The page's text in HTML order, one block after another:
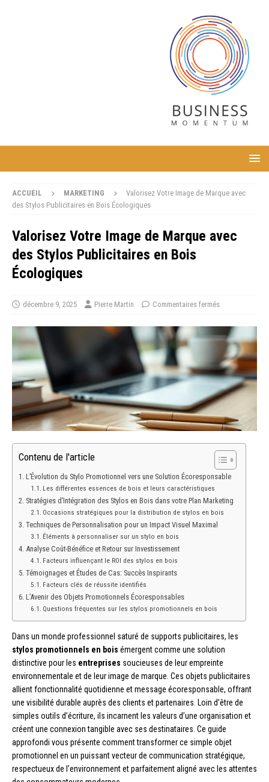
ACCUEIL MARKETING
Valorisez Votre Image de Marque avec
des Stylos Publicitaires en Bois Écologiques
Valorisez Votre Image de Marque avec
des Stylos Publicitaires en Bois
Écologiques
décembre 9, 2025 Pierre Martin Commentaires fermés
Contenu de l'article
L’Évolution du Stylo Promotionnel vers une Solution Écoresponsable
Les différentes essences de bois et leurs caractéristiques
Stratégies d’Intégration des Stylos en Bois dans votre Plan Marketing
Occasions stratégiques pour la distribution de stylos en bois
Techniques de Personnalisation pour un Impact Visuel Maximal
Éléments à personnaliser sur un stylo en bois
Analyse Coût-Bénéfice et Retour sur Investissement
Facteurs influençant le ROI des stylos en bois
Témoignages et Études de Cas: Succès Inspirants
Facteurs clés de réussite identifiés
L’Avenir des Objets Promotionnels Écoresponsables
Questions fréquentes sur les stylos promotionnels en bois
Dans un monde professionnel saturé de supports publicitaires, les
stylos promotionnels en bois émergent comme une solution
distinctive pour les entreprises soucieuses de leur empreinte
environnementale et de leur image de marque. Ces objets publicitaires
allient fonctionnalité quotidienne et message écoresponsable, offrant
une visibilité durable auprès des clients et partenaires. Loin d’être de
simples outils d’écriture, ils incarnent les valeurs d’une organisation et
créent une connexion tangible avec ses destinataires. Ce guide
approfondi vous présente comment transformer ce simple objet
promotionnel en un puissant vecteur de communication stratégique,
respectueux de l’environnement et parfaitement aligné avec les attentes